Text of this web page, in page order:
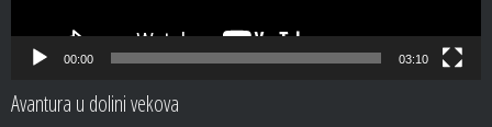
00:00 03:10
Avantura u dolini vekova